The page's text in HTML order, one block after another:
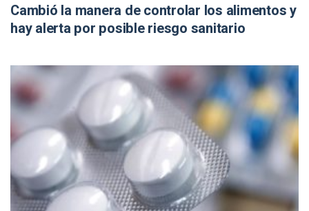
Cambió la manera de controlar los alimentos y
hay alerta por posible riesgo sanitario